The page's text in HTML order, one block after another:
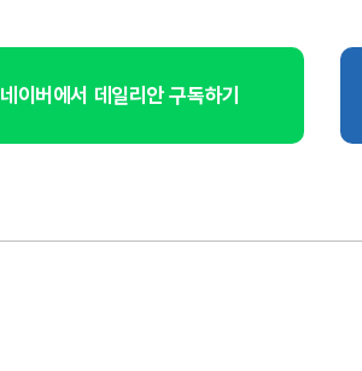
네이버에서 데일리안 구독하기